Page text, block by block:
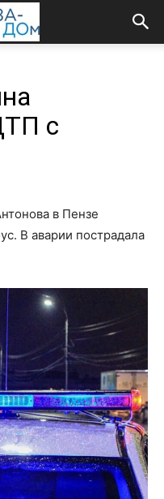
с
в Пензе
В аварии пострадала